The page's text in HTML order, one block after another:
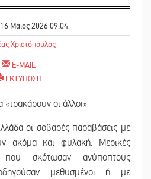
Μάιος 2026 09:04
Χριστόπουλος
E-MAIL
ΕΚΤΥΠΩΣΗ
οι σοβαρές παραβάσεις με
ακόμα και φυλακή. Μερικές
που σκότωσαν ανύποπτους
μεθυσμένοι ή με